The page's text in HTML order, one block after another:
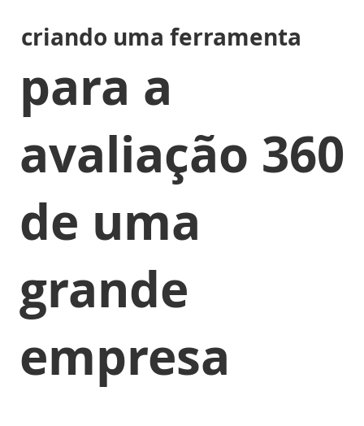
criando uma ferramenta
para a
avaliação 360
de uma
grande
empresa